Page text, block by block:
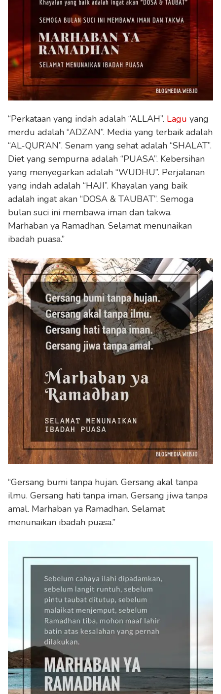
“Perkataan yang indah adalah “ALLAH”. Lagu yang
merdu adalah “ADZAN”. Media yang terbaik adalah
“AL-QUR’AN”. Senam yang sehat adalah “SHALAT”.
Diet yang sempurna adalah “PUASA”. Kebersihan
yang menyegarkan adalah “WUDHU”. Perjalanan
yang indah adalah “HAJI”. Khayalan yang baik
adalah ingat akan “DOSA & TAUBAT”. Semoga
bulan suci ini membawa iman dan takwa.
Marhaban ya Ramadhan. Selamat menunaikan
ibadah puasa.”
“Gersang bumi tanpa hujan. Gersang akal tanpa
ilmu. Gersang hati tanpa iman. Gersang jiwa tanpa
amal. Marhaban ya Ramadhan. Selamat
menunaikan ibadah puasa.”